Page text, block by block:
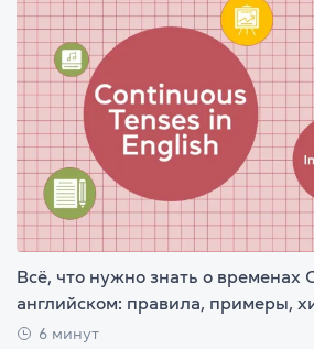
Всё, что нужно знать о временах
английском: правила, примеры,
6 минут